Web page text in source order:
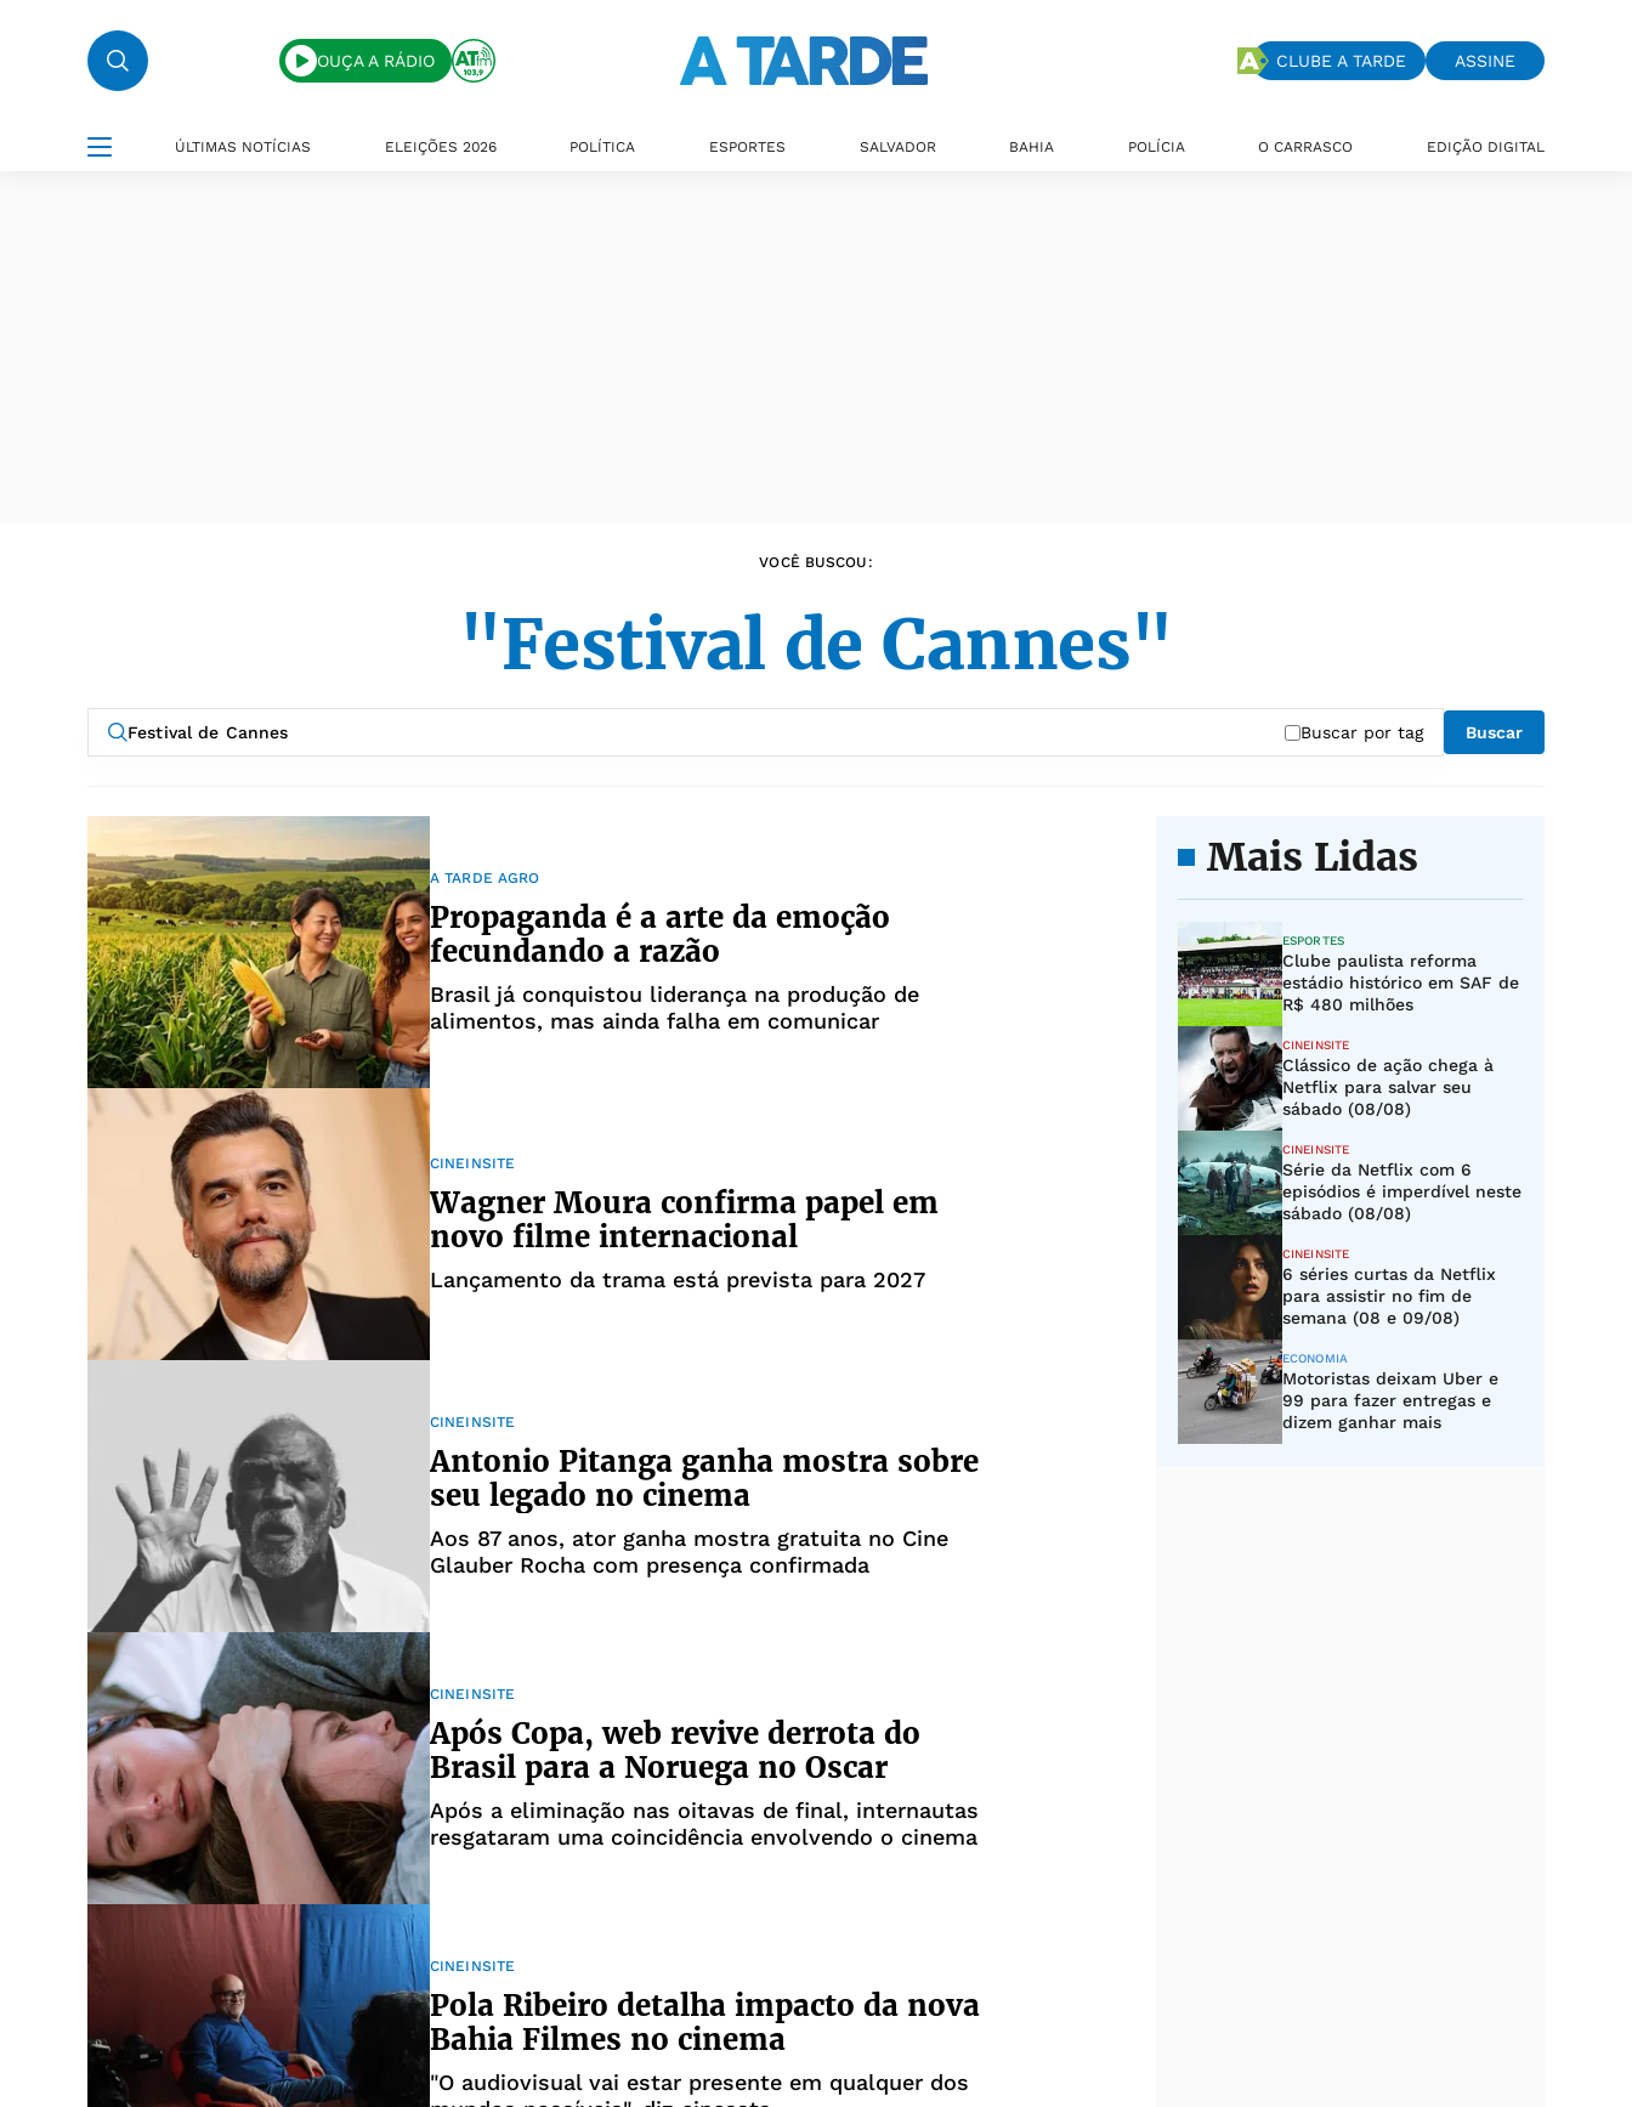
OUÇA A RÁDIO CLUBE A TARDE ASSINE
ÚLTIMAS NOTÍCIAS ELEIÇÕES 2026 POLÍTICA ESPORTES SALVADOR BAHIA POLÍCIA O CARRASCO EDIÇÃO DIGITAL
VOCÊ BUSCOU:
"Festival de Cannes"
Buscar por tag Buscar
A TARDE AGRO
Propaganda é a arte da emoção
fecundando a razão
Brasil já conquistou liderança na produção de
alimentos, mas ainda falha em comunicar
CINEINSITE
Wagner Moura confirma papel em
novo filme internacional
Lançamento da trama está prevista para 2027
CINEINSITE
Antonio Pitanga ganha mostra sobre
seu legado no cinema
Aos 87 anos, ator ganha mostra gratuita no Cine
Glauber Rocha com presença confirmada
CINEINSITE
Após Copa, web revive derrota do
Brasil para a Noruega no Oscar
Após a eliminação nas oitavas de final, internautas
resgataram uma coincidência envolvendo o cinema
CINEINSITE
Pola Ribeiro detalha impacto da nova
Bahia Filmes no cinema
"O audiovisual vai estar presente em qualquer dos
Mais Lidas
ESPORTES
Clube paulista reforma
estádio histórico em SAF de
R$ 480 milhões
CINEINSITE
Clássico de ação chega à
Netflix para salvar seu
sábado (08/08)
CINEINSITE
Série da Netflix com 6
episódios é imperdível neste
sábado (08/08)
CINEINSITE
6 séries curtas da Netflix
para assistir no fim de
semana (08 e 09/08)
ECONOMIA
Motoristas deixam Uber e
99 para fazer entregas e
dizem ganhar mais